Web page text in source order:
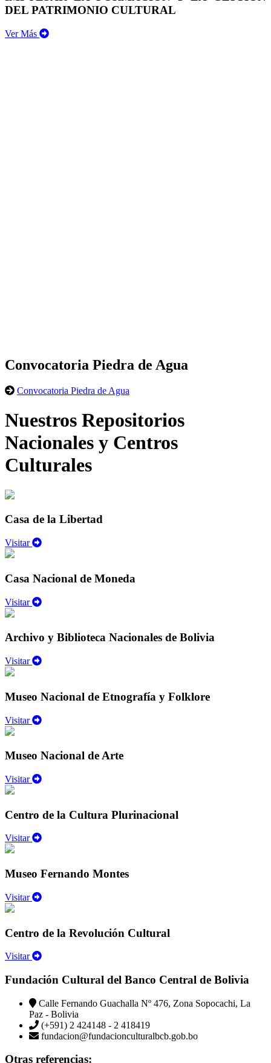
DEL PATRIMONIO CULTURAL
Ver Más
Convocatoria Piedra de Agua
Convocatoria Piedra de Agua
Nuestros Repositorios
Nacionales y Centros
Culturales
Casa de la Libertad
Visitar
Casa Nacional de Moneda
Visitar
Archivo y Biblioteca Nacionales de Bolivia
Visitar
Museo Nacional de Etnografía y Folklore
Visitar
Museo Nacional de Arte
Visitar
Centro de la Cultura Plurinacional
Visitar
Museo Fernando Montes
Visitar
Centro de la Revolución Cultural
Visitar
Fundación Cultural del Banco Central de Bolivia
Calle Fernando Guachalla Nº 476, Zona Sopocachi, La
Paz - Bolivia
(+591) 2 424148 - 2 418419
fundacion@fundacionculturalbcb.gob.bo
Otras referencias: